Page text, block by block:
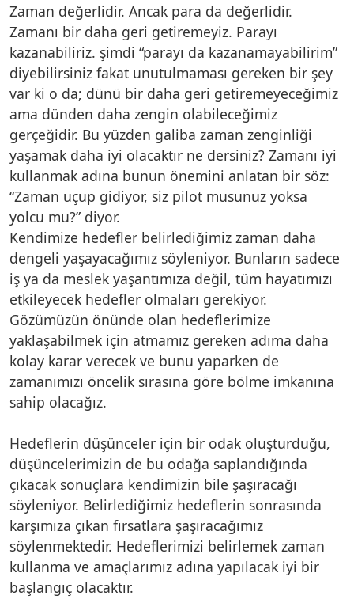
Zaman değerlidir. Ancak para da değerlidir.
Zamanı bir daha geri getiremeyiz. Parayı
kazanabiliriz. şimdi “parayı da kazanamayabilirim”
diyebilirsiniz fakat unutulmaması gereken bir şey
var ki o da; dünü bir daha geri getiremeyeceğimiz
ama dünden daha zengin olabileceğimiz
gerçeğidir. Bu yüzden galiba zaman zenginliği
yaşamak daha iyi olacaktır ne dersiniz? Zamanı iyi
kullanmak adına bunun önemini anlatan bir söz:
“Zaman uçup gidiyor, siz pilot musunuz yoksa
yolcu mu?” diyor.
Kendimize hedefler belirlediğimiz zaman daha
dengeli yaşayacağımız söyleniyor. Bunların sadece
iş ya da meslek yaşantımıza değil, tüm hayatımızı
etkileyecek hedefler olmaları gerekiyor.
Gözümüzün önünde olan hedeflerimize
yaklaşabilmek için atmamız gereken adıma daha
kolay karar verecek ve bunu yaparken de
zamanımızı öncelik sırasına göre bölme imkanına
sahip olacağız.
Hedeflerin düşünceler için bir odak oluşturduğu,
düşüncelerimizin de bu odağa saplandığında
çıkacak sonuçlara kendimizin bile şaşıracağı
söyleniyor. Belirlediğimiz hedeflerin sonrasında
karşımıza çıkan fırsatlara şaşıracağımız
söylenmektedir. Hedeflerimizi belirlemek zaman
kullanma ve amaçlarımız adına yapılacak iyi bir
başlangıç olacaktır.